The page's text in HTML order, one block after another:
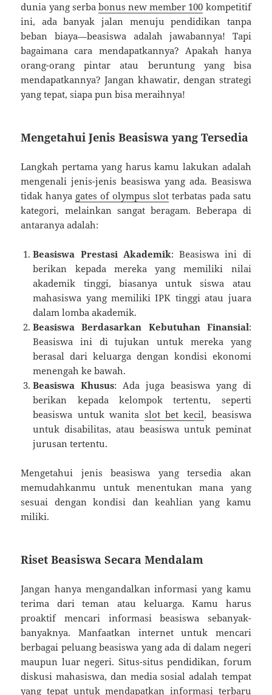
dunia yang serba bonus new member 100 kompetitif
ini, ada banyak jalan menuju pendidikan tanpa
beban biaya—beasiswa adalah jawabannya! Tapi
bagaimana cara mendapatkannya? Apakah hanya
orang-orang pintar atau beruntung yang bisa
mendapatkannya? Jangan khawatir, dengan strategi
yang tepat, siapa pun bisa meraihnya!
Mengetahui Jenis Beasiswa yang Tersedia
Langkah pertama yang harus kamu lakukan adalah
mengenali jenis-jenis beasiswa yang ada. Beasiswa
tidak hanya gates of olympus slotterbatas pada satu
kategori, melainkan sangat beragam. Beberapa di
antaranya adalah:
Beasiswa Prestasi Akademik: Beasiswa ini di
berikan kepada mereka yang memiliki nilai
akademik tinggi, biasanya untuk siswa atau
mahasiswa yang memiliki IPK tinggi atau juara
dalam lomba akademik.
Beasiswa Berdasarkan Kebutuhan Finansial:
Beasiswa ini di tujukan untuk mereka yang
berasal dari keluarga dengan kondisi ekonomi
menengah ke bawah.
Beasiswa Khusus: Ada juga beasiswa yang di
berikan kepada kelompok tertentu, seperti
beasiswa untuk wanita slot bet kecil, beasiswa
untuk disabilitas, atau beasiswa untuk peminat
jurusan tertentu.
Mengetahui jenis beasiswa yang tersedia akan
memudahkanmu untuk menentukan mana yang
sesuai dengan kondisi dan keahlian yang kamu
miliki.
Riset Beasiswa Secara Mendalam
Jangan hanya mengandalkan informasi yang kamu
terima dari teman atau keluarga. Kamu harus
proaktif mencari informasi beasiswa sebanyak-
banyaknya. Manfaatkan internet untuk mencari
berbagai peluang beasiswa yang ada di dalam negeri
maupun luar negeri. Situs-situs pendidikan, forum
diskusi mahasiswa, dan media sosial adalah tempat
yang tepat untuk mendapatkan informasi terbaru